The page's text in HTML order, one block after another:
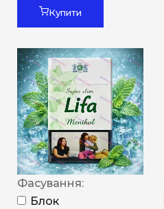
Купити
Фасування:
Блок